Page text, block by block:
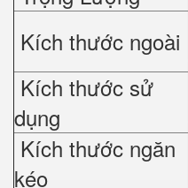
Kích thước ngoài
Kích thước sử
dụng
Kích thước ngăn
kéo